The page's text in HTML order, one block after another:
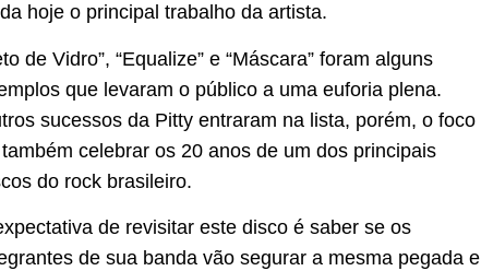
hoje o principal trabalho da artista.
de Vidro”, “Equalize” e “Máscara” foram alguns
que levaram o público a uma euforia plena.
sucessos da Pitty entraram na lista, porém, o foco
celebrar os 20 anos de um dos principais
do rock brasileiro.
de revisitar este disco é saber se os
de sua banda vão segurar a mesma pegada e